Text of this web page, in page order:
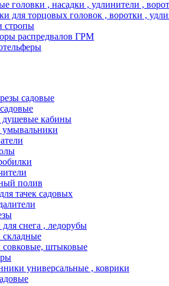
головки , насадки , удлинители ,
для торцовых головок , воротки ,
стропы
распредвалов ГРМ
садовые
душевые кабины
умывальники
полив
тачек садовых
снега , ледорубы
штыковые
универсальные , коврики